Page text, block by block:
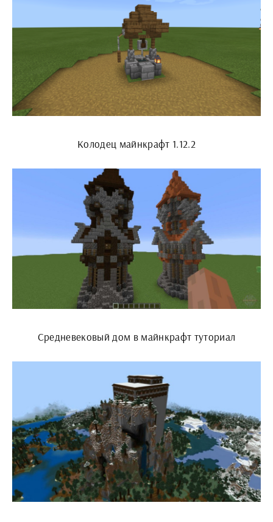
Колодец майнкрафт 1.12.2
Средневековый дом в майнкрафт туториал